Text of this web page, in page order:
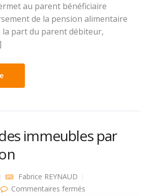
au parent bénéficiaire
de la pension alimentaire
la part du parent débiteur,
immeubles par
Fabrice REYNAUD
Commentaires fermés